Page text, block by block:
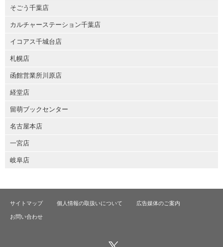
そごう千葉店
カルチャーステーション千葉店
イコアス千城台店
札幌店
函館営業所川原店
経堂店
留萌ブックセンター
名古屋本店
一宮店
岐阜店
サイトマップ 個人情報の取扱いについて 広告媒体のご案内
お問い合わせ